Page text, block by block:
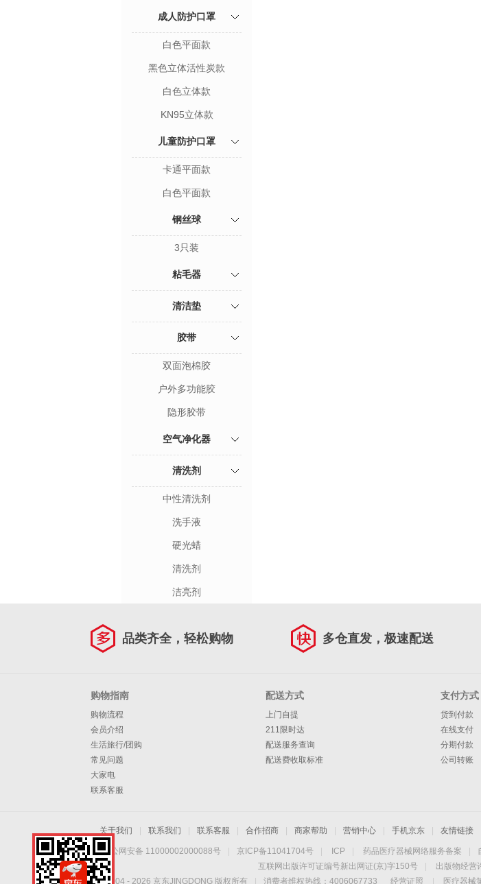
成人防护口罩
白色平面款
黑色立体活性炭款
白色立体款
KN95立体款
儿童防护口罩
卡通平面款
白色平面款
钢丝球
3只装
粘毛器
清洁垫
胶带
双面泡棉胶
户外多功能胶
隐形胶带
空气净化器
清洗剂
中性清洗剂
洗手液
硬光蜡
清洗剂
洁亮剂
品类齐全，轻松购物 多仓直发，极速配送
购物指南
购物流程
会员介绍
生活旅行/团购
常见问题
大家电
联系客服
配送方式
上门自提
211限时达
配送服务查询
配送费收取标准
支付方式
货到付款
在线支付
分期付款
公司转账
关于我们 联系我们 联系客服 合作招商 商家帮助 营销中心 手机京东 友情链接
京公网安备 11000002000088号 京ICP备11041704号 ICP 药品医疗器械网络服务备案
互联网出版许可证编号新出网证(京)字150号
出版物经营
Copyright © 2004 - 2026 京东JINGDONG 版权所有 消费者维权热线：4006067733 经营证照 医疗器械